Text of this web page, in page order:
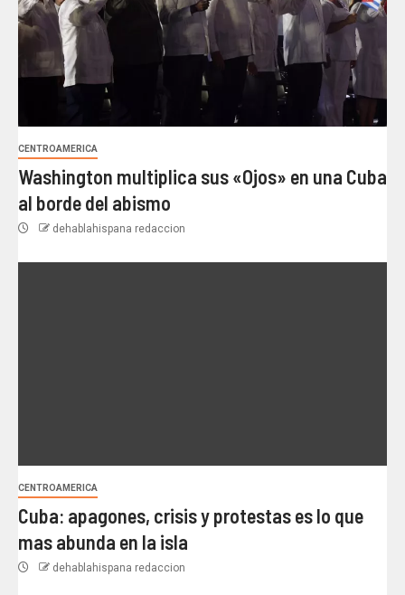
CENTROAMERICA
Washington multiplica sus «Ojos» en una Cuba
al borde del abismo
dehablahispana redaccion
CENTROAMERICA
Cuba: apagones, crisis y protestas es lo que
mas abunda en la isla
dehablahispana redaccion